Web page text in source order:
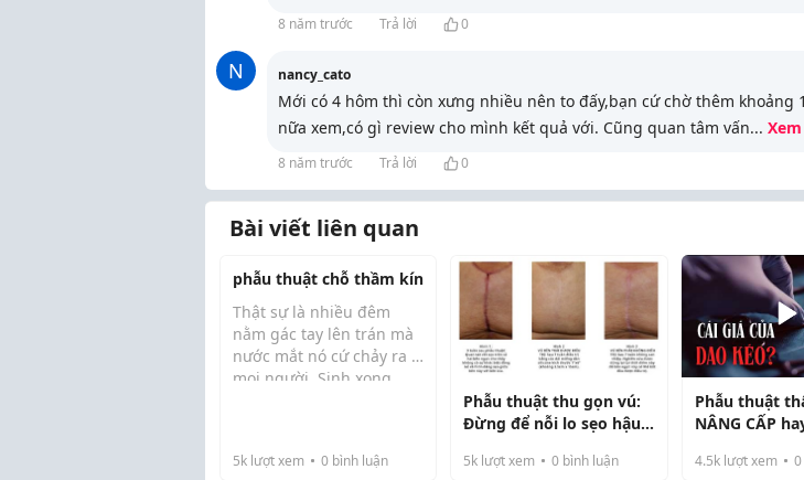
8 năm trước Trả lời 0
N nancy_cato
Mới có 4 hôm thì còn xưng nhiều nên to đấy,bạn cứ chờ thêm khoảng
nữa xem,có gì review cho mình kết quả với. Cũng quan tâm vấn...
8 năm trước Trả lời 0
Bài viết liên quan
phẫu thuật chỗ thầm kín
Thật sự là nhiều đêm
nằm gác tay lên trán mà
nước mắt nó cứ chảy ra á
mọi người. Sinh xong
đau lòng nhất là cái "chỗ
5k lượt xem 0 bình luận
Phẫu thuật thu gọn vú:
Đừng để nỗi lo sẹo hậu
của bạn!
5k lượt xem 0 bình luận
Phẫu thuật
NÂNG CẤP
4.5klượt xem 0